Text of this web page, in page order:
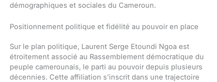
démographiques et sociales du Cameroun.
Positionnement politique et fidélité au pouvoir en place
Sur le plan politique, Laurent Serge Etoundi Ngoa est
étroitement associé au Rassemblement démocratique du
peuple camerounais, le parti au pouvoir depuis plusieurs
décennies. Cette affiliation s’inscrit dans une trajectoire